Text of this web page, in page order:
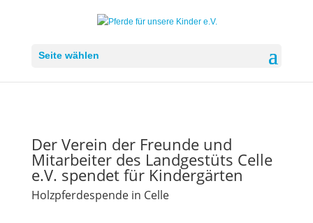
Seite wählen
Der Verein der Freunde und
Mitarbeiter des Landgestüts Celle
e.V. spendet für Kindergärten
Holzpferdespende in Celle